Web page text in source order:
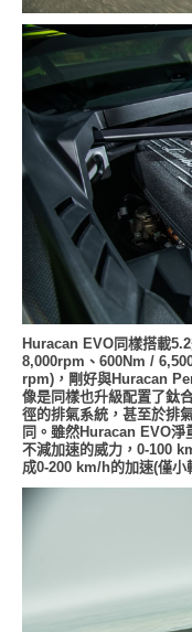
Huracan EVO同樣搭載
8,000rpm、600Nm /
rpm)，剛好與Huracan
像是同樣也升級配置了鈦
徑的排氣系統，甚至於排
同。雖然Huracan EVO
不減加速的威力，0-100
成0-200 km/h的加速(僅小